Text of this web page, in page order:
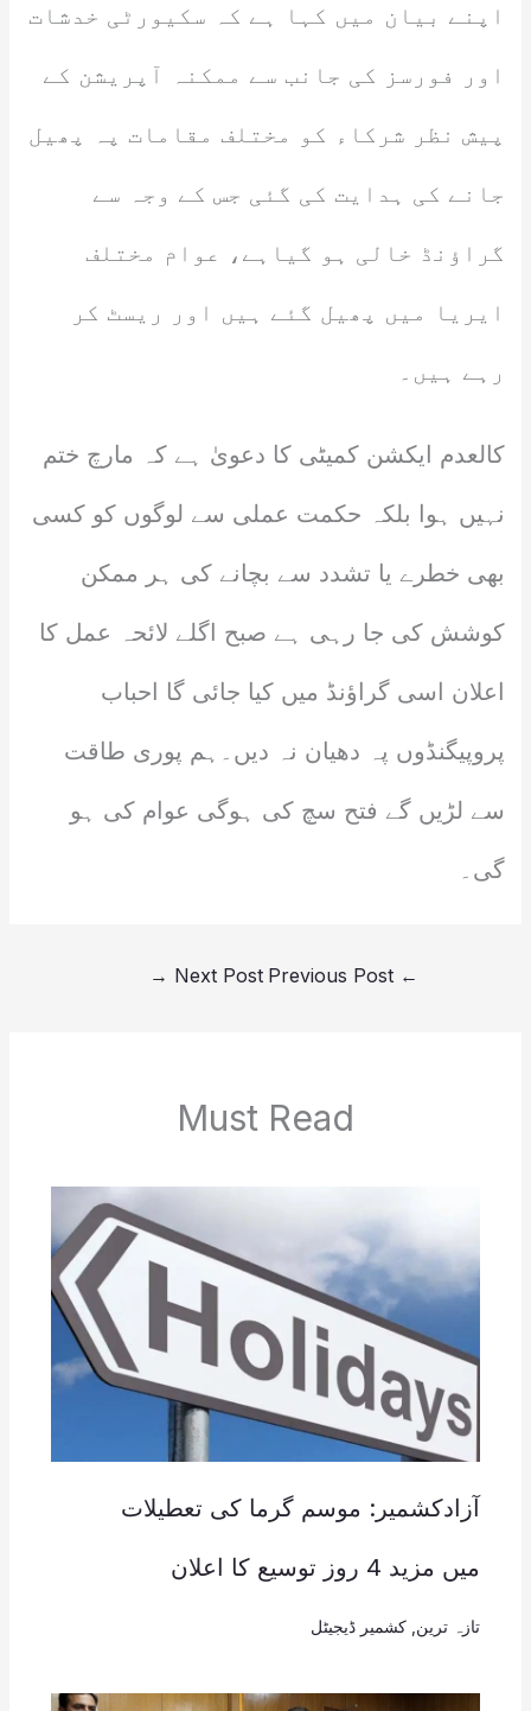
اپنے بیان میں کہا ہے کہ سکیورٹی خدشات
اور فورسز کی جانب سے ممکنہ آپریشن کے
پیش نظر شرکاء کو مختلف مقامات پہ پھیل
جانے کی ہدایت کی گئی جس کے وجہ سے
گراؤنڈ خالی ہو گیاہے، عوام مختلف
ایریا میں پھیل گئے ہیں اور ریسٹ کر
رہے ہیں۔
کالعدم ایکشن کمیٹی کا دعویٰ ہے کہ مارچ ختم
نہیں ہوا بلکہ حکمت عملی سے لوگوں کو کسی
بھی خطرے یا تشدد سے بچانے کی ہر ممکن
کوشش کی جا رہی ہے صبح اگلے لائحہ عمل کا
اعلان اسی گراؤنڈ میں کیا جائی گا احباب
پروپیگنڈوں پہ دھیان نہ دیں۔ہم پوری طاقت
سے لڑیں گے فتح سچ کی ہوگی عوام کی ہو
گی۔
←
Next Post
→
Must Read
آزادکشمیر: موسم گرما کی تعطیلات
میں مزید 4 روز توسیع کا اعلان
تازہ ترین کشمیر ڈیجیٹل